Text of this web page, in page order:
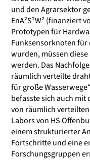
und den Agrarsektor
EnA²S²W² (finanziert
Prototypen für
Funksensorknoten
wurden, müssen
werden. Das
räumlich verteilte
für große
befasste sich auch
von räumlich
Labors von HS
einem strukturierter
Fortschritte und eine
Forschungsgruppen